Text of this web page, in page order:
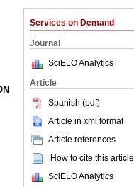
Services on Demand
Journal
SciELO Analytics
Article
Spanish (pdf)
Article in xml format
Article references
How to cite this article
SciELO Analytics